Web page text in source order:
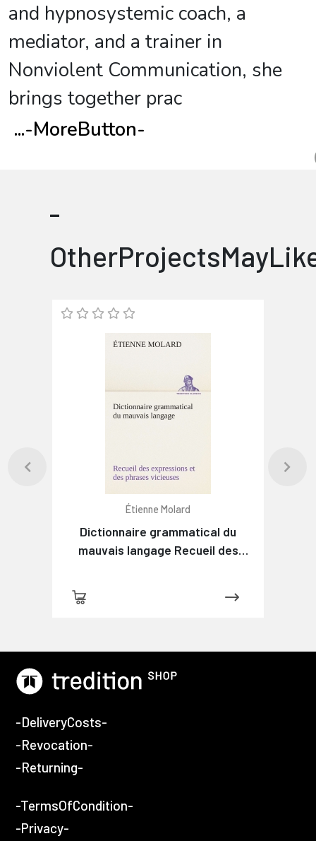
and hypnosystemic coach, a
mediator, and a trainer in
Nonviolent Communication, she
brings together prac
...-MoreButton-
-
Étienne Molard
Dictionnaire grammatical du
mauvais langage Recueil des
vicieuses usitées en France, et
-DeliveryCosts-
-Revocation-
-Returning-
-TermsOfCondition-
-Privacy-